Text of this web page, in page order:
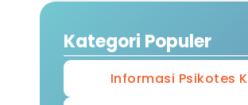
Kategori Populer
Informasi Psikotes